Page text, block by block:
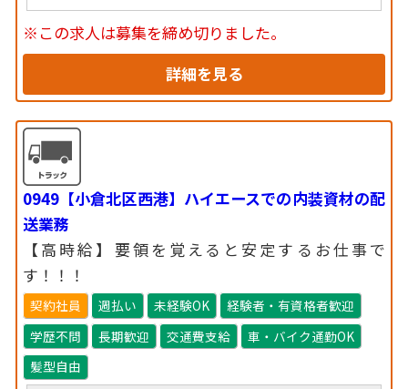
※この求人は募集を締め切りました。
詳細を見る
0949【小倉北区西港】ハイエースでの内装資材の配
送業務
【高時給】要領を覚えると安定するお仕事で
す！！！
契約社員 週払い 未経験OK
経験者・有資格者歓迎
学歴不問
長期歓迎 交通費支給
車・バイク通勤OK
髪型自由